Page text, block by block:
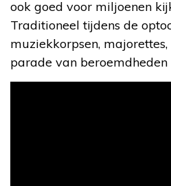
ook goed voor miljoenen
Traditioneel tijdens de
muziekkorpsen, majorettes,
parade van beroemdheden